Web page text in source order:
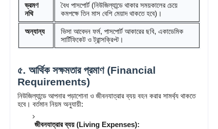
ভ্রমণ
নথি
বৈধ পাসপোর্ট (নিউজিল্যান্ডে থাকার সময়কালের চেয়ে
কমপক্ষে তিন মাস বেশি মেয়াদ থাকতে হবে)।
অন্যান্য
ভিসা আবেদন ফর্ম, পাসপোর্ট আকারের ছবি, একাডেমিক
সার্টিফিকেট ও ট্রান্সক্রিপ্ট।
৫. আর্থিক সক্ষমতার প্রমাণ (Financial
Requirements)
নিউজিল্যান্ডে আপনার পড়াশোনা ও জীবনযাত্রার ব্যয় বহন করার সামর্থ্য থাকতে
হবে। বর্তমান নিয়ম অনুযায়ী:
জীবনযাত্রার ব্যয় (Living Expenses):